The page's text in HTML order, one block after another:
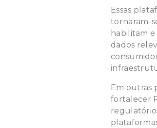
Essas
tornaram-
habilitam
dados
Em outras
fortalecer